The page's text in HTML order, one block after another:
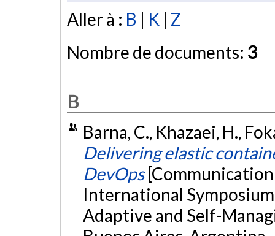
Aller à : B | K | Z
Nombre de documents: 3
B
Barna, C., Khazaei, H.,
Delivering elastic
DevOps
International
Adaptive and Self-